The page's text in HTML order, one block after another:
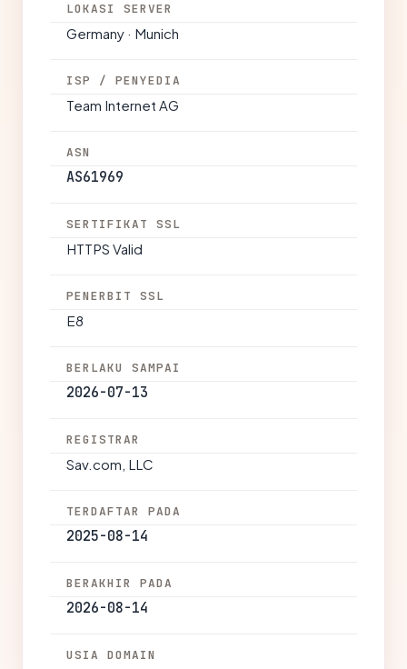
LOKASI SERVER
Germany · Munich
ISP / PENYEDIA
Team Internet AG
ASN
AS61969
SERTIFIKAT SSL
HTTPS Valid
PENERBIT SSL
E8
BERLAKU SAMPAI
2026-07-13
REGISTRAR
Sav.com, LLC
TERDAFTAR PADA
2025-08-14
BERAKHIR PADA
2026-08-14
USIA DOMAIN